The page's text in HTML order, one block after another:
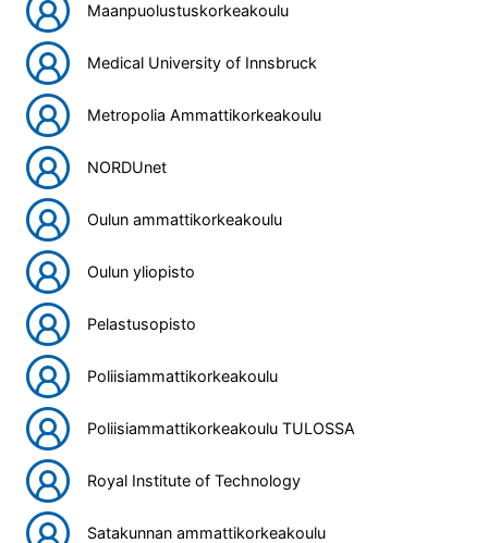
Maanpuolustuskorkeakoulu
Medical University of Innsbruck
Metropolia Ammattikorkeakoulu
NORDUnet
Oulun ammattikorkeakoulu
Oulun yliopisto
Pelastusopisto
Poliisiammattikorkeakoulu
Poliisiammattikorkeakoulu TULOSSA
Royal Institute of Technology
Satakunnan ammattikorkeakoulu